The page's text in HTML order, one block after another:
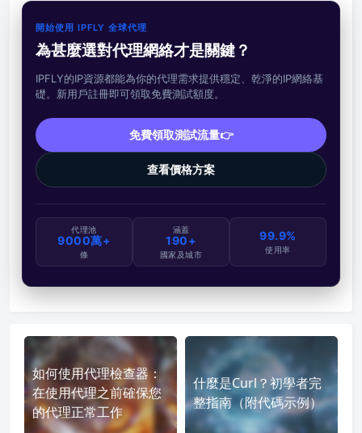
開始使用 IPFLY 全球代理
為甚麼選對代理網絡才是關鍵？
IPFLY的IP資源都能為你的代理需求提供穩定、乾淨的IP網絡基
礎。新用戶註冊即可領取免費測試額度。
免費領取測試流量👉
查看價格方案
代理池
9000萬+
條
涵蓋
190+
國家及城市
99.9%
使用率
如何使用代理檢查器：
在使用代理之前確保您
的代理正常工作
什麼是Curl？初學者完
整指南（附代碼示例）